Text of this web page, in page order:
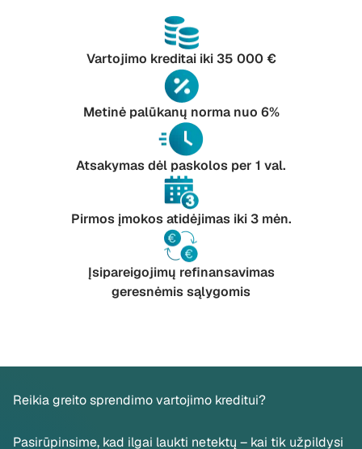
Vartojimo kreditai iki 35 000 €
Metinė palūkanų norma nuo 6%
Atsakymas dėl paskolos per 1 val.
Pirmos įmokos atidėjimas iki 3 mėn.
Įsipareigojimų refinansavimas
geresnėmis sąlygomis
Reikia greito sprendimo vartojimo kreditui?
Pasirūpinsime, kad ilgai laukti netektų – kai tik užpildysi